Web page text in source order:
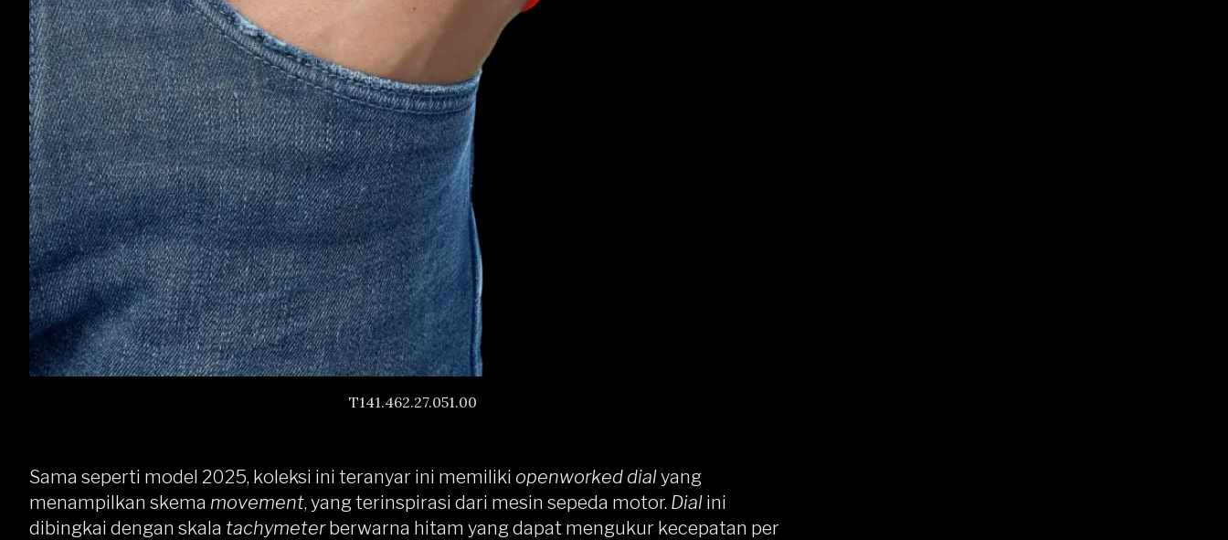
T141.462.27.051.00
Sama seperti model 2025, koleksi ini teranyar ini memiliki openworked dialyang
menampilkan skema movement, yang terinspirasi dari mesin sepeda motor. Dial ini
dibingkai dengan skala tachymeterberwarna hitam yang dapat mengukur kecepatan per